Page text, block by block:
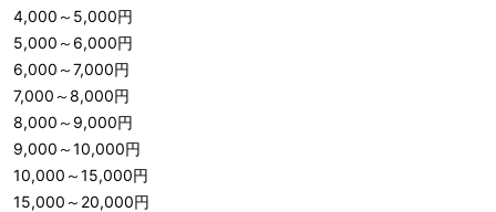
4,000 ～ 5,000円
5,000 ～ 6,000円
6,000 ～7,000円
7,000 ～8,000円
8,000 ～ 9,000円
9,000 ～10,000円
10,000 ～15,000円
15,000 ～ 20,000円